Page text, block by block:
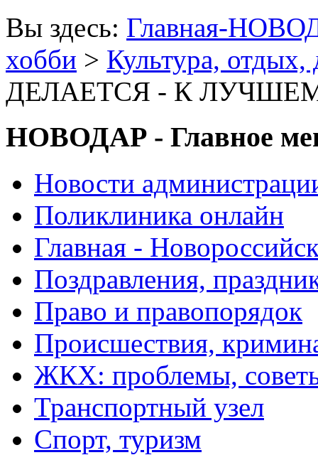
Вы здесь: Главная-
хобби > Культура, отдых,
ДЕЛАЕТСЯ - К
НОВОДАР - Главное
Новости
Поликлиника онлайн
Главная -
Поздравления,
Право и правопорядок
Происшествия,
ЖКХ: проблемы,
Транспортный узел
Спорт, туризм